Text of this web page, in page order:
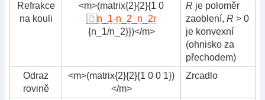
Refrakce
na kouli
<m>(matrix{2}{2}{1 0
n_1-n_2_n_2r
{n_1/n_2}})</m>
R je poloměr
zaoblení, R > 0
je konvexní
(ohnisko za
přechodem)
Odraz
rovině
<m>(matrix{2}{2}{1 0 0 1})
</m>
Zrcadlo